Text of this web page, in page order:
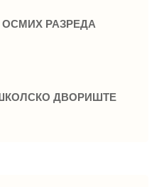
ОСМИХ РАЗРЕДА
ДВОРИШТЕ